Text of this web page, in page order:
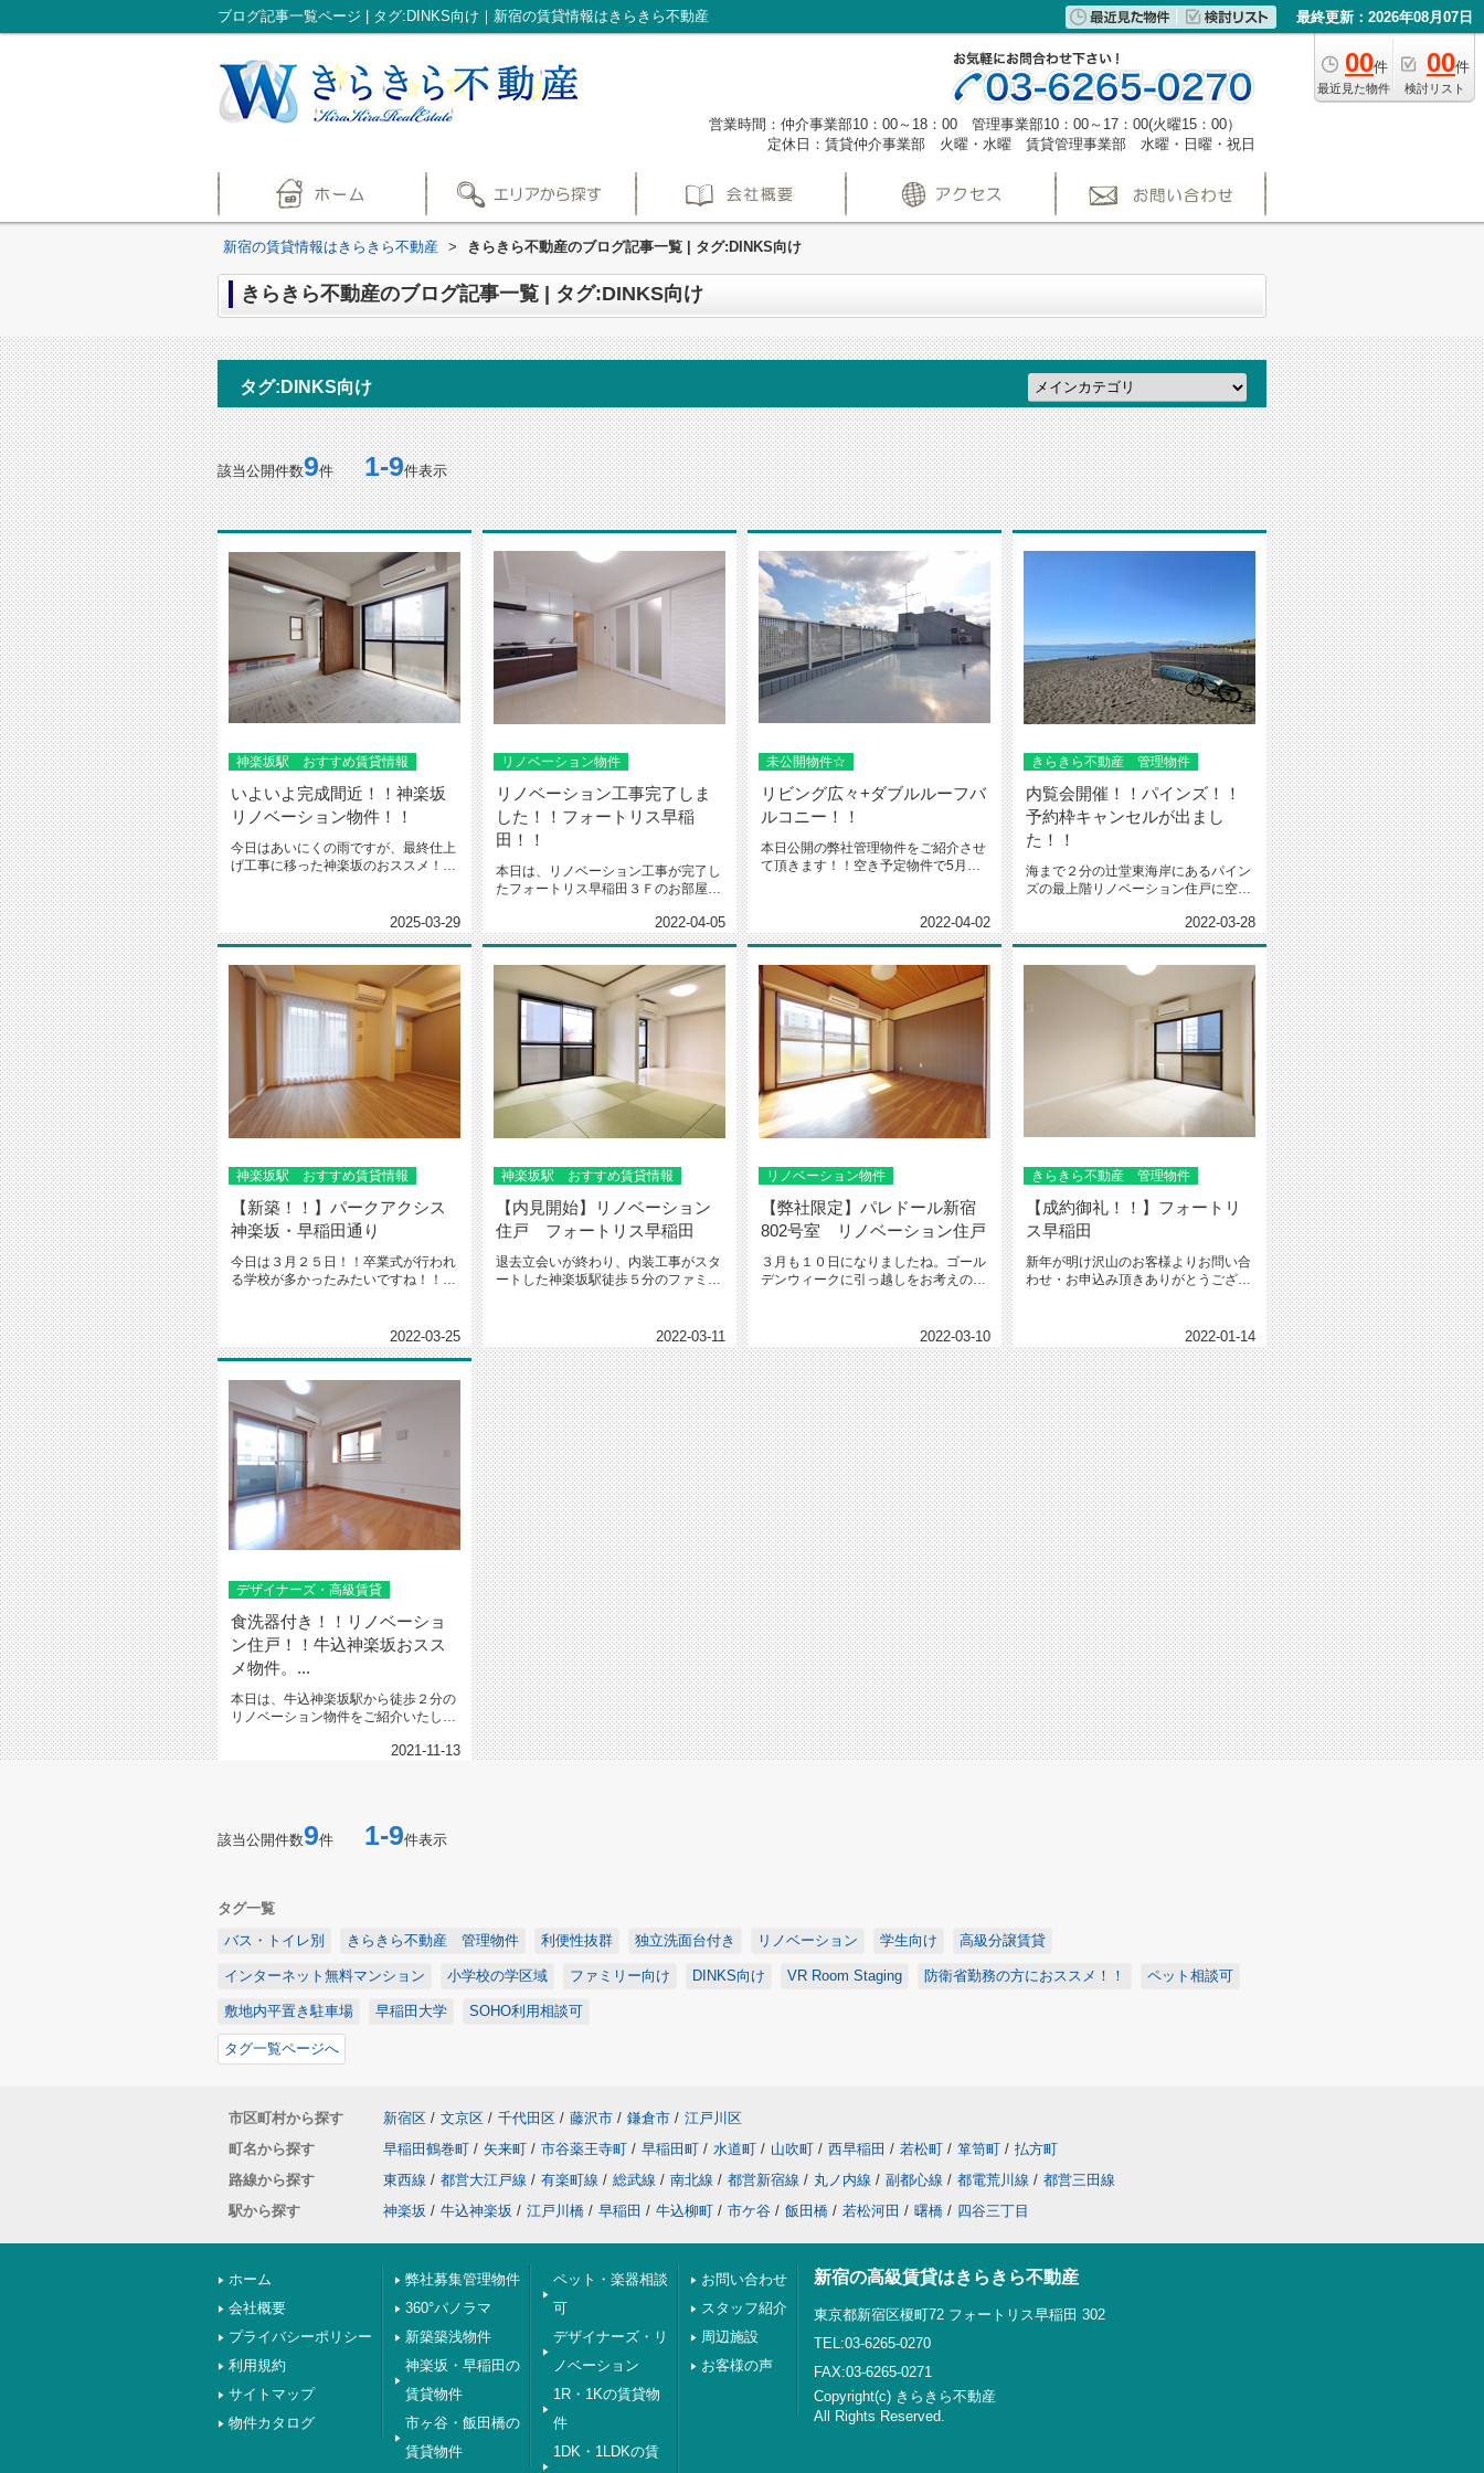
ブログ記事一覧ページ | タグ:DINKS向け｜新宿の賃貸情報はきらきら不動産 最終更新：2026年08月07日
00件
最近見た物件
00件
検討リスト
営業時間：仲介事業部10：00～18：00 管理事業部10：00～17：00(火曜15：00）
定休日：賃貸仲介事業部 火曜・水曜 賃貸管理事業部 水曜・日曜・祝日
新宿の賃貸情報はきらきら不動産 > きらきら不動産のブログ記事一覧 | タグ:DINKS向け
きらきら不動産のブログ記事一覧 | タグ:DINKS向け
タグ:DINKS向け
該当公開件数9件1-9件表示
神楽坂駅 おすすめ賃貸情報
いよいよ完成間近！！神楽坂
リノベーション物件！！
今日はあいにくの雨ですが、最終仕上
げ工事に移った神楽坂のおススメ！！
2025-03-29
リノベーション物件
リノベーション工事完了しま
した！！フォートリス早稲
田！！
本日は、リノベーション工事が完了し
たフォートリス早稲田３Ｆのお部屋を
2022-04-05
未公開物件☆
リビング広々+ダブルルーフバ
ルコニー！！
本日公開の弊社管理物件をご紹介させ
て頂きます！！空き予定物件で5月下
2022-04-02
きらきら不動産 管理物件
内覧会開催！！パインズ！！
予約枠キャンセルが出まし
た！！
海まで２分の辻堂東海岸にあるパイン
ズの最上階リノベーション住戸に空き
2022-03-28
神楽坂駅 おすすめ賃貸情報
【新築！！】パークアクシス
神楽坂・早稲田通り
今日は３月２５日！！卒業式が行われ
る学校が多かったみたいですね！！卒
2022-03-25
神楽坂駅 おすすめ賃貸情報
【内見開始】リノベーション
住戸 フォートリス早稲田
退去立会いが終わり、内装工事がスタ
ートした神楽坂駅徒歩５分のファミリ
2022-03-11
リノベーション物件
【弊社限定】パレドール新宿
802号室 リノベーション住戸
３月も１０日になりましたね。ゴール
デンウィークに引っ越しをお考えの方
2022-03-10
きらきら不動産 管理物件
【成約御礼！！】フォートリ
ス早稲田
新年が明け沢山のお客様よりお問い合
わせ・お申込み頂きありがとうござい
2022-01-14
デザイナーズ・高級賃貸
食洗器付き！！リノベーショ
ン住戸！！牛込神楽坂おスス
メ物件。...
本日は、牛込神楽坂駅から徒歩２分の
リノベーション物件をご紹介いたしま
2021-11-13
該当公開件数9件 1-9件表示
タグ一覧
バス・トイレ別
きらきら不動産 管理物件 利便性抜群 独立洗面台付き リノベーション 学生向け 高級分譲賃貸
インターネット無料マンション 小学校の学区域 ファミリー向け DINKS向け VR Room Staging 防衛省勤務の方におススメ！！ ペット相談可
敷地内平置き駐車場 早稲田大学 SOHO利用相談可
タグ一覧ページへ
市区町村から探す 新宿区 / 文京区 / 千代田区 / 藤沢市 / 鎌倉市 / 江戸川区
町名から探す
早稲田鶴巻町 / 矢来町 / 市谷薬王寺町 / 早稲田町 / 水道町 / 山吹町 / 西早稲田 / 若松町 / 箪笥町 / 払方町
路線から探す
東西線 / 都営大江戸線 / 有楽町線 / 総武線 / 南北線 / 都営新宿線 / 丸ノ内線 / 副都心線 / 都電荒川線 / 都営三田線
駅から探す
神楽坂 / 牛込神楽坂 / 江戸川橋 / 早稲田 / 牛込柳町 / 市ケ谷 / 飯田橋 / 若松河田 / 曙橋 / 四谷三丁目
ホーム
会社概要
プライバシーポリシー
利用規約
サイトマップ
物件カタログ
弊社募集管理物件
360°パノラマ
新築築浅物件
神楽坂・早稲田の
賃貸物件
市ヶ谷・飯田橋の
賃貸物件
ペット・楽器相談
可
デザイナーズ・リ
ノベーション
1R・1Kの賃貸物
件
1DK・1LDKの賃
お問い合わせ
スタッフ紹介
周辺施設
お客様の声
新宿の高級賃貸はきらきら不動産
東京都新宿区榎町72 フォートリス早稲田 302
TEL:03-6265-0270
FAX:03-6265-0271
Copyright(c) きらきら不動産
All Rights Reserved.